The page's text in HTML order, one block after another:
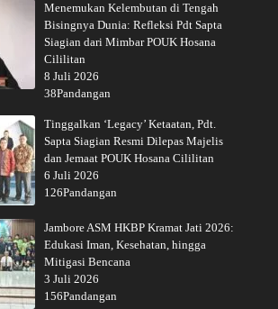
Menemukan Kelembutan di Tengah
Bisingnya Dunia: Refleksi Pdt Sapta
Siagian dari Mimbar POUK Hosana
Cililitan
8 Juli 2026
38Pandangan
Tinggalkan ‘Legacy’ Ketaatan, Pdt.
Sapta Siagian Resmi Dilepas Majelis
dan Jemaat POUK Hosana Cililitan
6 Juli 2026
126Pandangan
Jambore ASM HKBP Kramat Jati 2026:
Edukasi Iman, Kesehatan, hingga
Mitigasi Bencana
3 Juli 2026
156Pandangan